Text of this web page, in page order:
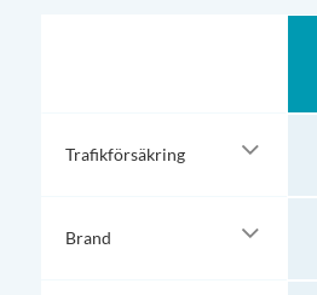
Trafikförsäkring
Brand